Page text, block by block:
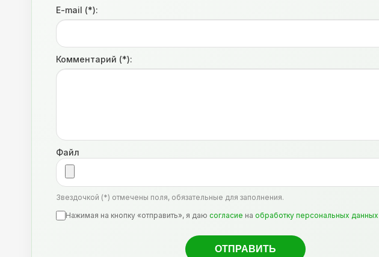
E-mail (*):
Комментарий (*):
Файл
Звездочкой (*) отмечены поля, обязательные для заполнения.
Нажимая на кнопку «отправить», я даю согласие на обработку персональных данных